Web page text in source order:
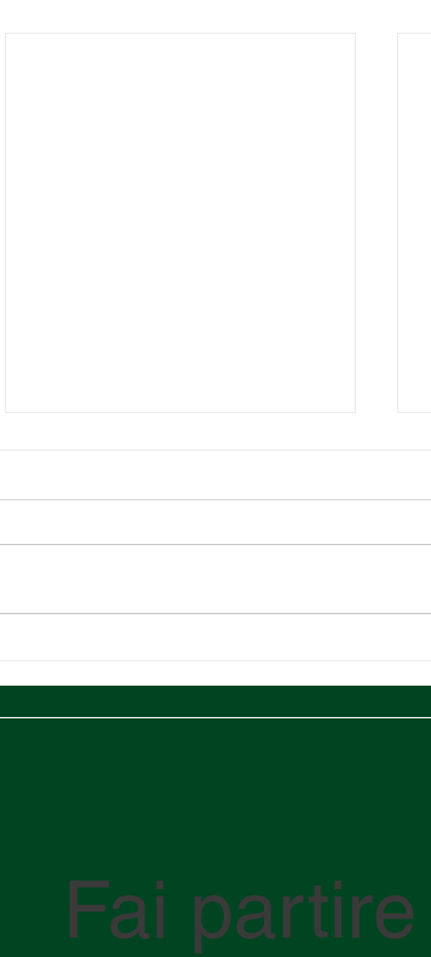
l'esportazione in Messico.
Fai